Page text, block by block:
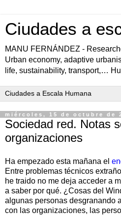
Ciudades a
MANU FERNÁNDEZ -
Urban economy, adaptive
life, sustainability, transport,…
miércoles, 15 de octubre de
Sociedad red. Notas
organizaciones
Ha empezado esta mañana el
Entre problemas técnicos
he traido no me deja acceder a
a saber por qué. ¿Cosas del
algunas personas desgranando
con las organizaciones, las